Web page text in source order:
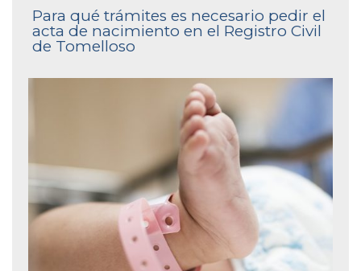
Para qué trámites es necesario pedir el
acta de nacimiento en el Registro Civil
de Tomelloso